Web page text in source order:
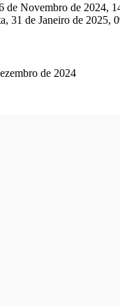
de Novembro de 2024,
31 de Janeiro de 2025,
de 2024